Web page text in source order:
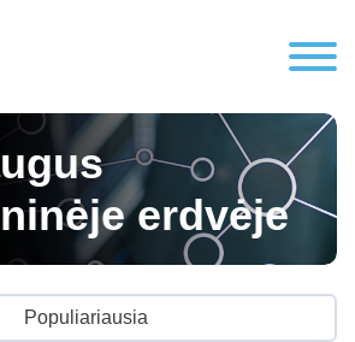
erdvėje
Populiariausia